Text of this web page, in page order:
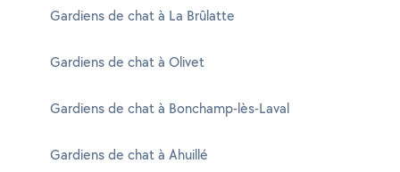
Gardiens de chat à La Brûlatte
Gardiens de chat à Olivet
Gardiens de chat à Bonchamp-lès-Laval
Gardiens de chat à Ahuillé